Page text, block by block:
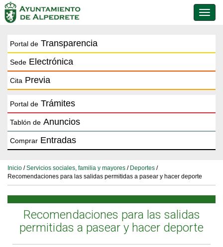
de
Portal de Transparencia
Sede Electrónica
Cita Previa
Portal de Trámites
Tablón de Anuncios
Comprar Entradas
Inicio /Servicios sociales, familia y mayores / Deportes /
Recomendaciones para las salidas permitidas a pasear y hacer deporte
Recomendaciones para las salidas
permitidas a pasear y hacer deporte